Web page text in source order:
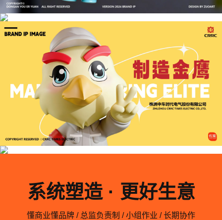
系统塑造 · 更好生意
懂商业懂品牌 / 总监负责制 / 小组作业 / 长期协作